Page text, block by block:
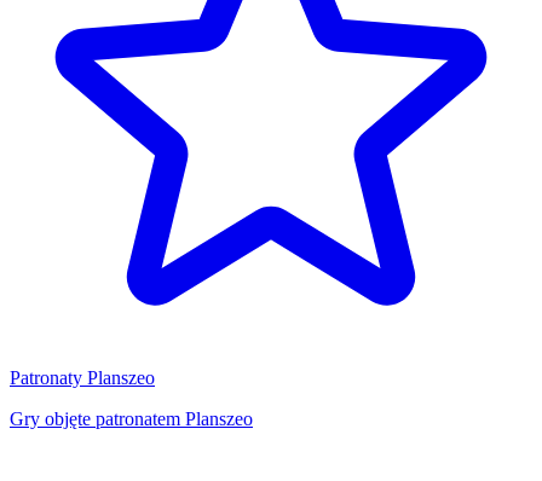
Patronaty Planszeo
Gry objęte patronatem Planszeo